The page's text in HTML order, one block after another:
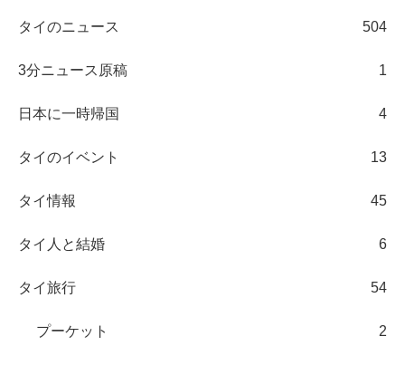
タイのニュース 504
3分ニュース原稿 1
日本に一時帰国 4
タイのイベント 13
タイ情報 45
タイ人と結婚 6
タイ旅行 54
プーケット 2